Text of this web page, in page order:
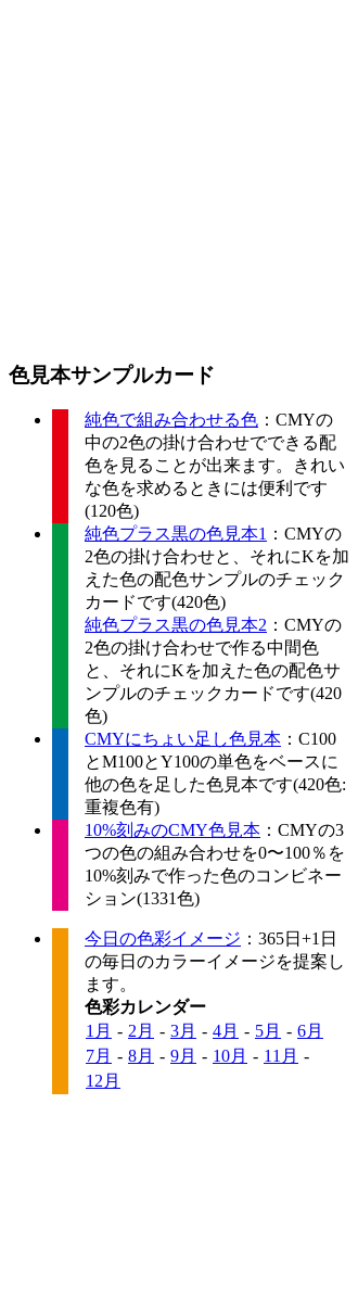
色見本サンプルカード
純色で組み合わせる色 ：CMYの
中の2色の掛け合わせでできる配
色を見ることが出来ます。きれい
な色を求めるときには便利です
(120色)
純色プラス黒の色見本1 ：CMYの
2色の掛け合わせと、それにKを加
えた色の配色サンプルのチェック
カードです(420色)
純色プラス黒の色見本2 ：CMYの
2色の掛け合わせで作る中間色
と、それにKを加えた色の配色サ
ンプルのチェックカードです(420
色)
CMYにちょい足し色見本 ：C100
とM100とY100の単色をベースに
他の色を足した色見本です(420色:
重複色有)
10%刻みのCMY色見本 ：CMYの3
つの色の組み合わせを0〜100％を
10%刻みで作った色のコンビネー
ション(1331色)
今日の色彩イメージ ：365日+1日
の毎日のカラーイメージを提案し
ます。
色彩カレンダー
1月 - 2月 - 3月 - 4月 - 5月 - 6月
7月 - 8月 - 9月 - 10月 - 11月 -
12月